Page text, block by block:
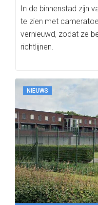
In de binnenstad zijn
te zien met
vernieuwd, zodat ze
richtlijnen.
NIEUWS